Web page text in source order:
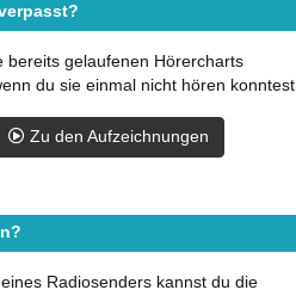
bereits gelaufenen Hörercharts
du sie einmal nicht hören konntest.
Zu den Aufzeichnungen
Radiosenders kannst du die